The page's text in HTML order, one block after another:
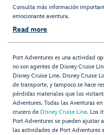
Consulta más información
emocionante aventura.
Read more
Port Adventures es una actividad
no son agentes de Disney Cruise
Disney Cruise Line. Disney Cruise
de transporte, y tampoco se hace
pérdidas materiales que los
Adventures. Todas las Aventuras
crucero de Disney Cruise Line. Los
Port Adventures se pueden ajustar
las actividades de Port